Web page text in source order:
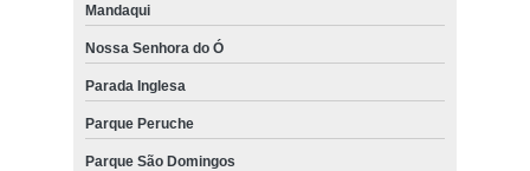
Mandaqui
Nossa Senhora do Ó
Parada Inglesa
Parque Peruche
Parque São Domingos